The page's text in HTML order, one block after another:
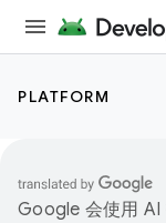
PLATFORM
Google 会使用 AI